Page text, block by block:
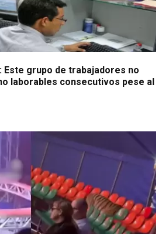
Este grupo de trabajadores no
laborables consecutivos pese al